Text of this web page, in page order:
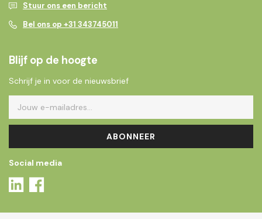
Stuur ons een bericht
Bel ons op +31 343745011
Blijf op de hoogte
Schrijf je in voor de nieuwsbrief
ABONNEER
Social media